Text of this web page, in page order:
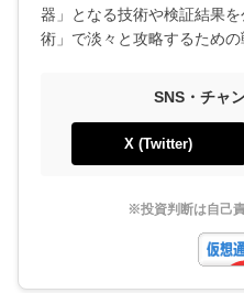
器」となる技術や検証結果
術」で淡々と攻略するための
SNS・チャ
X (Twitter)
※投資判断は自己